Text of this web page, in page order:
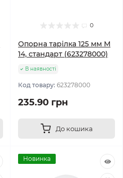
0
Опорна тарілка 125 мм M
14, стандарт (623278000)
В наявності
Код товару: 623278000
235.90 грн
До кошика
Новинка